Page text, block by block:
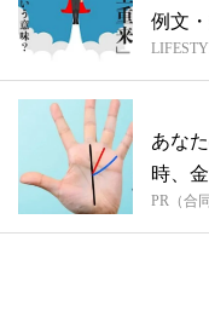
例⽂
あな
時、
PR（合